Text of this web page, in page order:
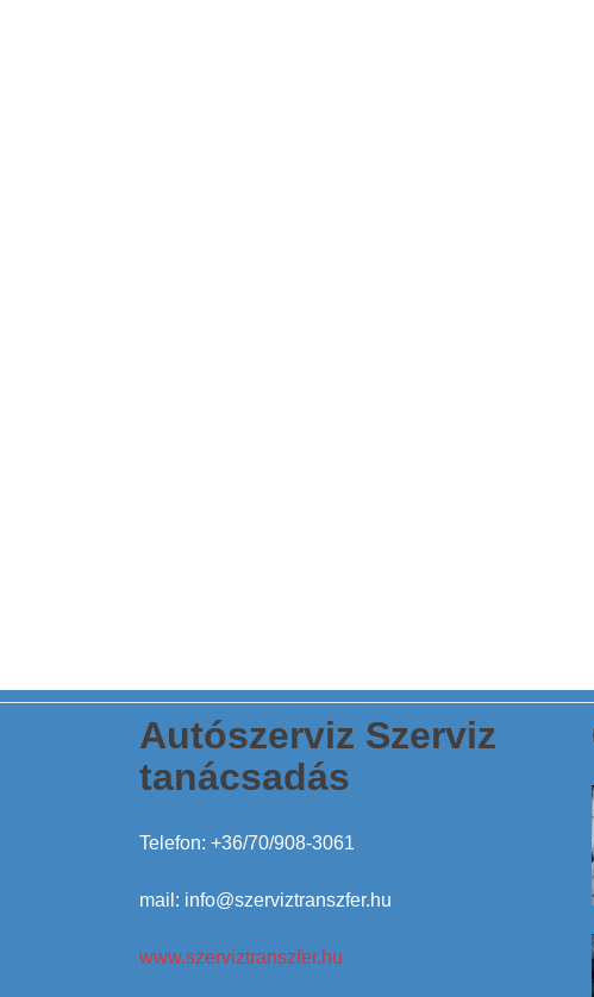
Autószerviz Szerviz
tanácsadás
Telefon: +36/70/908-3061
mail: info@szerviztranszfer.hu
www.szerviztranszfer.hu